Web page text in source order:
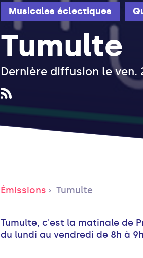
Musicales éclectiques
Tumulte
Dernière diffusion le ven.
Émissions Tumulte
Tumulte, c'est la matinale de
du lundi au vendredi de 8h à